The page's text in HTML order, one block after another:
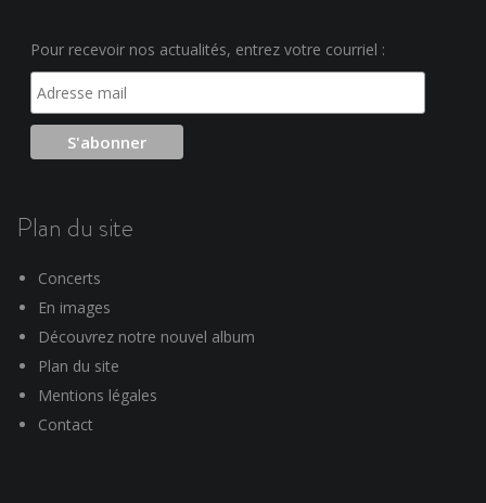
Pour recevoir nos actualités, entrez votre courriel :
Plan du site
Concerts
En images
Découvrez notre nouvel album
Plan du site
Mentions légales
Contact